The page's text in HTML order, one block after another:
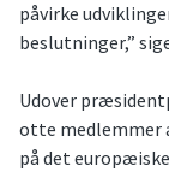
påvirke
beslutninger,”
Udover
otte medlemmer
på det